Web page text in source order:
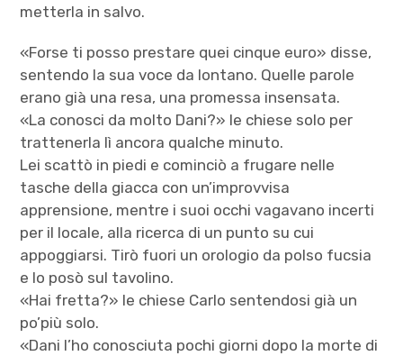
metterla in salvo.
«Forse ti posso prestare quei cinque euro» disse,
sentendo la sua voce da lontano. Quelle parole
erano già una resa, una promessa insensata.
«La conosci da molto Dani?» le chiese solo per
trattenerla lì ancora qualche minuto.
Lei scattò in piedi e cominciò a frugare nelle
tasche della giacca con un’improvvisa
apprensione, mentre i suoi occhi vagavano incerti
per il locale, alla ricerca di un punto su cui
appoggiarsi. Tirò fuori un orologio da polso fucsia
e lo posò sul tavolino.
«Hai fretta?» le chiese Carlo sentendosi già un
po’più solo.
«Dani l’ho conosciuta pochi giorni dopo la morte di